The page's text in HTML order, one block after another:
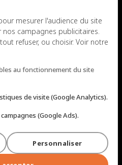
chez nous
9h – 12h / 14h – 18h
Tous droits réservés.
de confidentialitéPlan du site
mesurer l'audience du site
nos campagnes publicitaires.
refuser, ou choisir. Voir notre
au fonctionnement du site
de visite (Google Analytics).
(Google Ads).
Personnaliser